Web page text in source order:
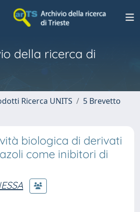
della ricerca di
Ricerca UNITS
5 Brevetto
biologica di derivati
come inibitori di